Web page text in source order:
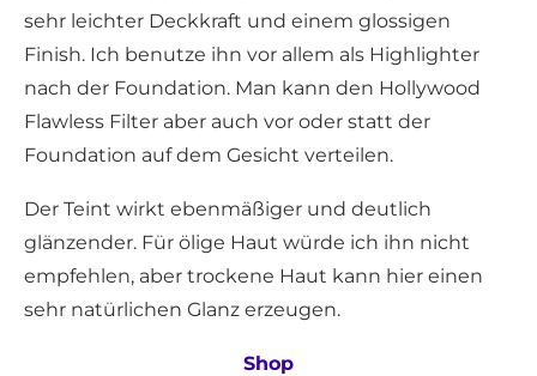
sehr leichter Deckkraft und einem glossigen
Finish. Ich benutze ihn vor allem als Highlighter
nach der Foundation. Man kann den Hollywood
Flawless Filter aber auch vor oder statt der
Foundation auf dem Gesicht verteilen.
Der Teint wirkt ebenmäßiger und deutlich
glänzender. Für ölige Haut würde ich ihn nicht
empfehlen, aber trockene Haut kann hier einen
sehr natürlichen Glanz erzeugen.
Shop